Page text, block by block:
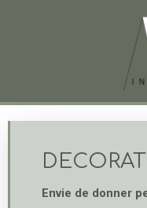
Envie de donner